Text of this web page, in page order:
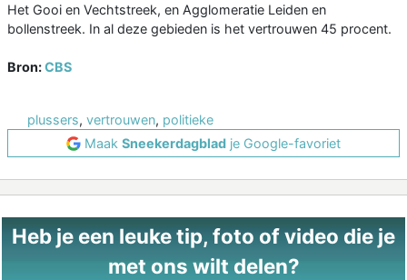
Het Gooi en Vechtstreek, en Agglomeratie Leiden en
bollenstreek. In al deze gebieden is het vertrouwen 45 procent.
Bron:CBS
plussers, vertrouwen, politieke
Maak Sneekerdagblad je Google-favoriet
Heb je een leuke tip, foto of video die je
met ons wilt delen?